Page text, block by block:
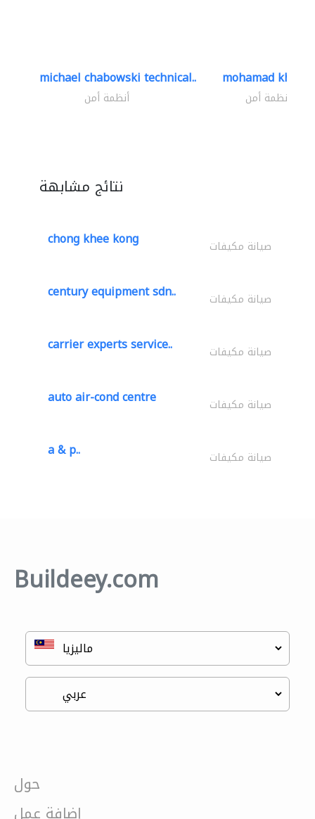
michael chabowski technical..
أنظمة أمن
mohamad khayat
أنظمة أمن
نتائج مشابهة
chong khee kong صيانة مكيفات
century equipment sdn.. صيانة مكيفات
carrier experts service.. صيانة مكيفات
auto air-cond centre صيانة مكيفات
a & p.. صيانة مكيفات
Buildeey.com
حول
إضافة عمل